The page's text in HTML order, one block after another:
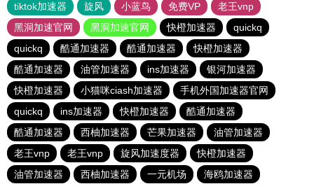
tiktok加速器
旋风 小蓝鸟 免费VP
老王vnp
黑洞加速官网
黑洞加速官网 快橙加速器
quickq
quickq
酷通加速器 酷通加速器
快橙加速器
酷通加速器
油管加速器 ins加速器
银河加速器
快橙加速器
小猫咪ciash加速器
手机外国加速器官网
quickq
ins加速器 快橙加速器
酷通加速器
酷通加速器
西柚加速器 芒果加速器
油管加速器
老王vnp
老王vnp 旋风加速度器
快橙加速器
油管加速器
西柚加速器 一元机场 海鸥加速器